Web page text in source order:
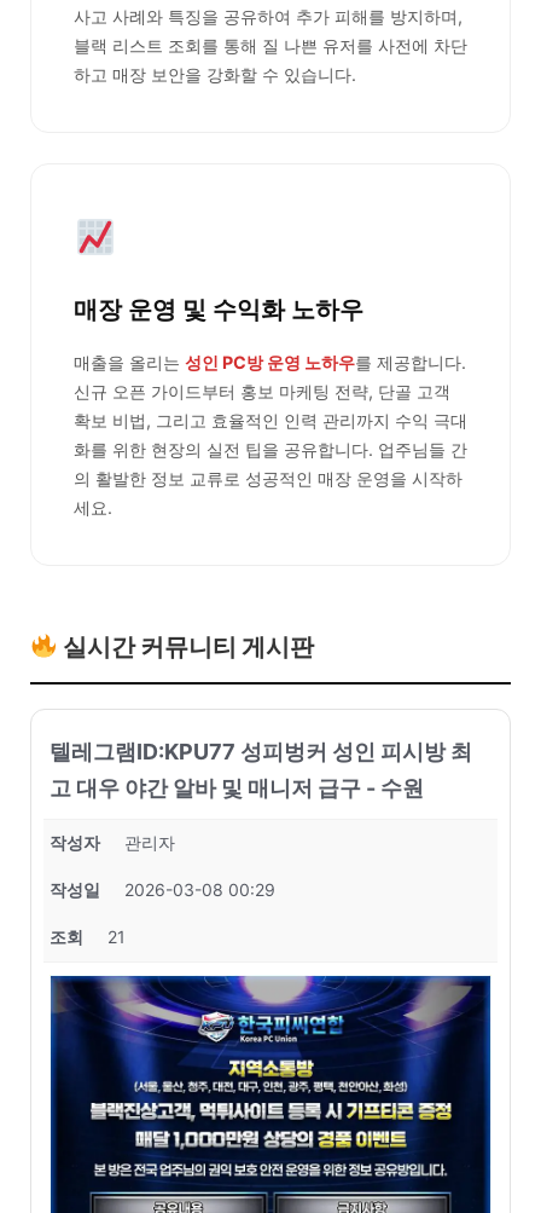
사고 사례와 특징을 공유하여 추가 피해를 방지하며,
블랙 리스트 조회를 통해 질 나쁜 유저를 사전에 차단
하고 매장 보안을 강화할 수 있습니다.
매장 운영 및 수익화 노하우
매출을 올리는 성인 PC방 운영 노하우를 제공합니다.
신규 오픈 가이드부터 홍보 마케팅 전략, 단골 고객
확보 비법, 그리고 효율적인 인력 관리까지 수익 극대
화를 위한 현장의 실전 팁을 공유합니다. 업주님들 간
의 활발한 정보 교류로 성공적인 매장 운영을 시작하
세요.
실시간 커뮤니티 게시판
텔레그램ID:KPU77 성피벙커 성인 피시방 최
고 대우 야간 알바 및 매니저 급구 - 수원
작성자 관리자
작성일 2026-03-08 00:29
조회 21